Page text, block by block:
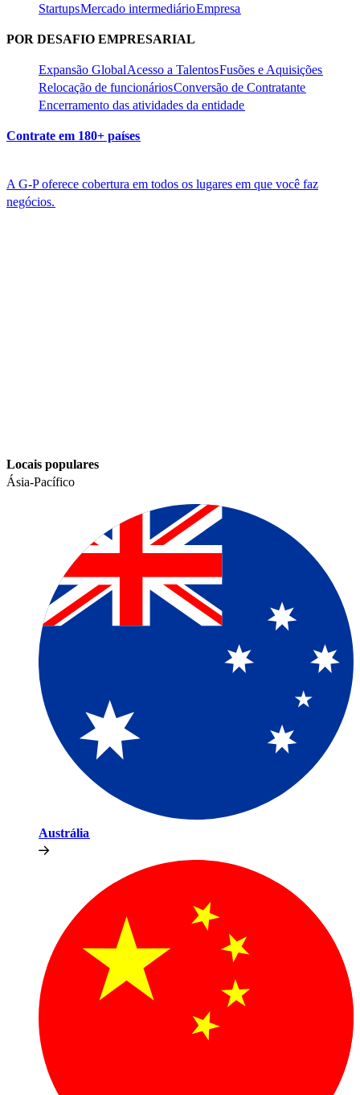
Startups​​Mercado intermediário​​Empresa​​
POR DESAFIO EMPRESARIAL​​
Expansão Global​​Acesso a Talentos​​Fusões e Aquisições​​
Relocação de funcionários​​Conversão de Contratante​​
Encerramento das atividades da entidade​​
Contrate em 180+ países​​
A G-P oferece cobertura em todos os lugares em que você faz
negócios.​​
Locais populares​​
Ásia-Pacífico​​
Austrália​​